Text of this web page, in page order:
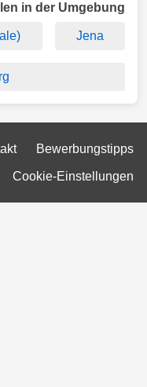
in der Umgebung
Jena
Bewerbungstipps
Cookie-Einstellungen